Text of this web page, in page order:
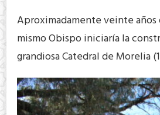
Aproximadamente veinte años
mismo Obispo iniciaría la
grandiosa Catedral de Morelia